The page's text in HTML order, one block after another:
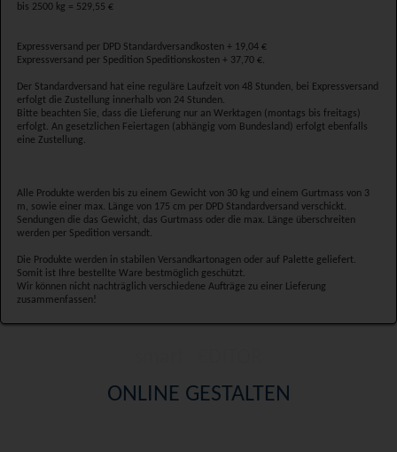
bis 2500 kg = 529,55 €
Expressversand per DPD Standardversandkosten + 19,04 €
Expressversand per Spedition Speditionskosten + 37,70 €.
Der Standardversand hat eine reguläre Laufzeit von 48 Stunden, bei Expressversand
erfolgt die Zustellung innerhalb von 24 Stunden.
Bitte beachten Sie, dass die Lieferung nur an Werktagen (montags bis freitags)
erfolgt. An gesetzlichen Feiertagen (abhängig vom Bundesland) erfolgt ebenfalls
eine Zustellung.
Alle Produkte werden bis zu einem Gewicht von 30 kg und einem Gurtmass von 3
m, sowie einer max. Länge von 175 cm per DPD Standardversand verschickt.
Sendungen die das Gewicht, das Gurtmass oder die max. Länge überschreiten
werden per Spedition versandt.
Die Produkte werden in stabilen Versandkartonagen oder auf Palette geliefert.
Somit ist Ihre bestellte Ware bestmöglich geschützt.
Wir können nicht nachträglich verschiedene Aufträge zu einer Lieferung
zusammenfassen!
ONLINE GESTALTEN